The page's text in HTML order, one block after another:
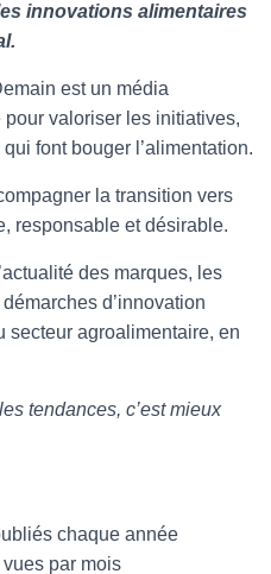
innovations alimentaires
est un média
pour valoriser les initiatives,
font bouger l’alimentation.
la transition vers
responsable et désirable.
des marques, les
d’innovation
secteur agroalimentaire, en
tendances, c’est mieux
chaque année
par mois